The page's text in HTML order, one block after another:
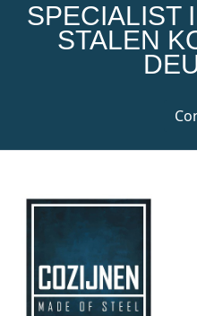
SPECIALIST
STALEN